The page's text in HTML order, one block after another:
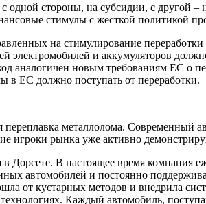
стороны, на субсидии, с другой –
стимулы с жесткой политикой
на стимулирование переработки
электромобилей и аккумуляторов
аналогичен новым требованиям ЕС о
в ЕС должно поступать от переработки.
переплавка металлолома.
игроки рынка уже активно
В настоящее время компания
автомобилей и постоянно
от кустарных методов и внедрила
Каждый автомобиль,